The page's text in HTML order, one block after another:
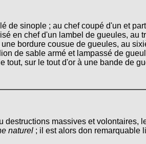
de sinople ; au chef coupé d'un et
en chef d'un lambel de gueules,
bordure cousue de gueules, au
de sable armé et lampassé de
tout, sur le tout d'or à une bande de
destructions massives et volontaires,
naturel ; il est alors don remarquable